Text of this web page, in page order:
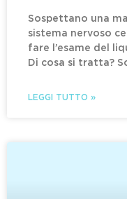
Sospettano una
sistema nervoso
fare l’esame del
Di cosa si tratta?
LEGGI TUTTO »